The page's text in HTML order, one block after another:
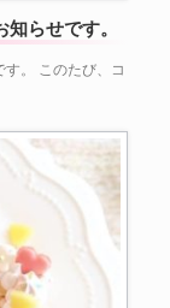
らせです。
。 このたび、コ